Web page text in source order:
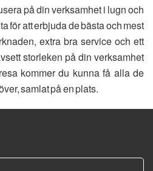
på din verksamhet i lugn och
för att erbjuda de bästa och mest
extra bra service och ett
storleken på din verksamhet
kommer du kunna få alla de
samlat på en plats.